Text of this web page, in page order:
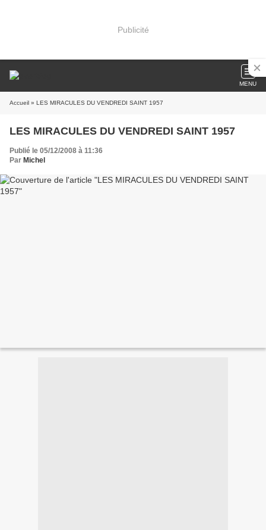
Publicité
MENU
Accueil » LES MIRACULES DU VENDREDI SAINT 1957
LES MIRACULES DU VENDREDI SAINT 1957
Publié le 05/12/2008 à 11:36
Par Michel